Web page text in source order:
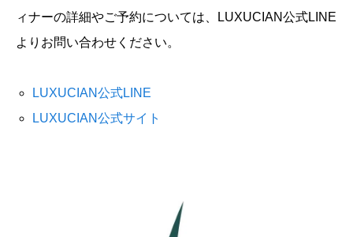
ィナーの詳細やご予約については、LUXUCIAN公式LINE
よりお問い合わせください。
LUXUCIAN公式LINE
LUXUCIAN公式サイト